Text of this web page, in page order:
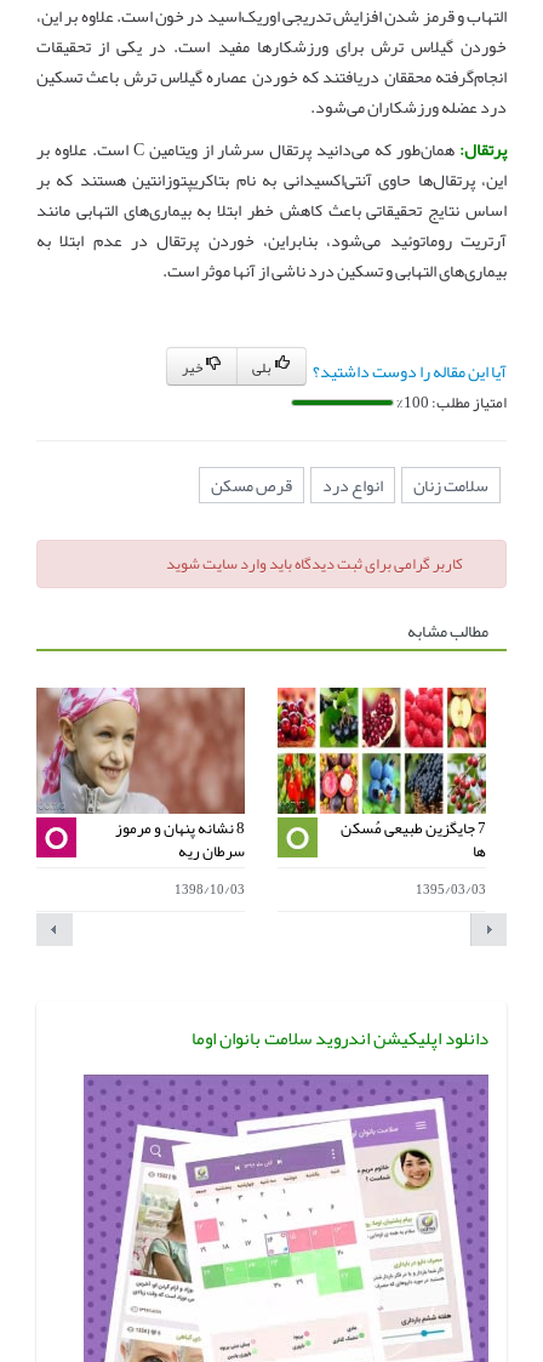
التهاب و قرمز شدن افزایش تدریجی اوریک‌اسید در خون است. علاوه بر این،
خوردن گیلاس ترش برای ورزشکارها مفید است. در یکی از تحقیقات
انجام‌گرفته محققان دریافتند که خوردن عصاره گیلاس ترش باعث تسکین
درد عضله ورزشکاران می‌شود.
پرتقال:همان‌طور که می‌دانید پرتقال سرشار از ویتامینCاست. علاوه بر
این، پرتقال‌ها حاوی آنتی‌اکسیدانی به نام بتاکریپتوزانتین هستند که بر
اساس نتایج تحقیقاتی باعث کاهش خطر ابتلا به بیماری‌های التهابی مانند
آرتریت روماتوئید می‌شود، بنابراین، خوردن پرتقال در عدم ابتلا به
بیماری‌های التهابی و تسکین درد ناشی از آنها موثر است.
آیا این مقاله را دوست داشتید؟
امتیاز مطلب: 100%
سلامت زنان انواع درد قرص مسکن
کاربر گرامی برای ثبت دیدگاه باید وارد سایت شوید
مطالب مشابه
8 نشانه پنهان و مرموز
سرطان ریه
1398/10/03
7 جایگزین طبیعی مُسکن
ها
1395/03/03
دانلود اپلیکیشن اندروید سلامت بانوان اوما